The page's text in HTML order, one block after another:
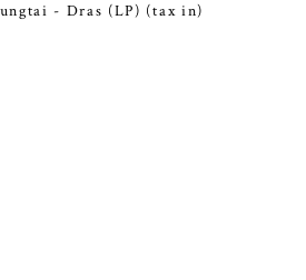
- Dras (LP) (tax in)